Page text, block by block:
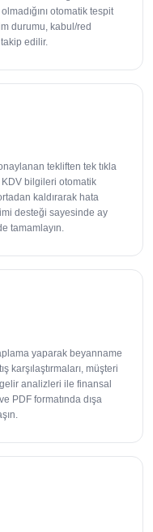
otomatik tespit
durumu, kabul/red
edilir.
tekliften tek tıkla
bilgileri otomatik
kaldırarak hata
desteği sayesinde ay
tamamlayın.
yaparak beyanname
karşılaştırmaları, müşteri
gelir analizleri ile finansal
PDF formatında dışa